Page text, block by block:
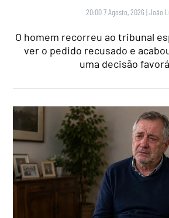
20:00 7 Agosto, 2026 |João
O homem recorreu ao tribunal
ver o pedido recusado e
uma decisão